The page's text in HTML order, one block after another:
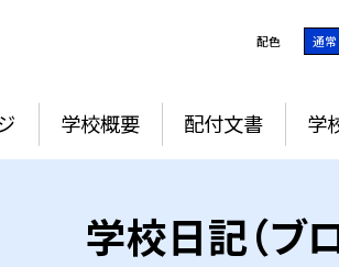
配色 通常
学校概要 配付文書 学
学校日記（ブ